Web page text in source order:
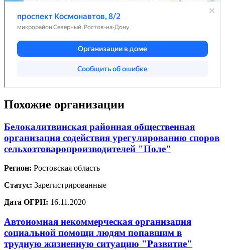
Похожие организации
Белокалитвинская районная общественная
организация содействия урегулированию споров
сельхозтоваропроизводителей "Поле"
Регион: Ростовская область
Статус: Зарегистрированные
Дата ОГРН: 16.11.2020
Автономная некоммерческая организация
социальной помощи людям попавшим в
трудную жизненную ситуацию "Развитие"